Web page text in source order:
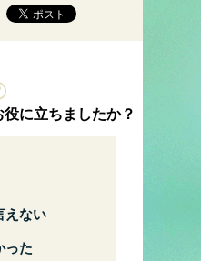
に立ちましたか？
えない
った